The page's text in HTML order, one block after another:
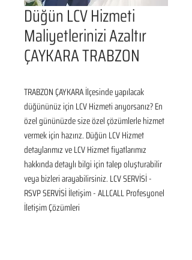
Düğün LCV Hizmeti
Maliyetlerinizi Azaltır
ÇAYKARA TRABZON
TRABZON ÇAYKARA İlçesinde yapılacak
düğününüz için LCV Hizmeti arıyorsanız? En
özel gününüzde size özel çözümlerle hizmet
vermek için hazırız. Düğün LCV Hizmet
detaylarımız ve LCV Hizmet fiyatlarımız
hakkında detaylı bilgi için talep oluşturabilir
veya bizleri arayabilirsiniz. LCV SERVİSİ -
RSVP SERVİSİ İletişim - ALLCALL Profesyonel
İletişim Çözümleri